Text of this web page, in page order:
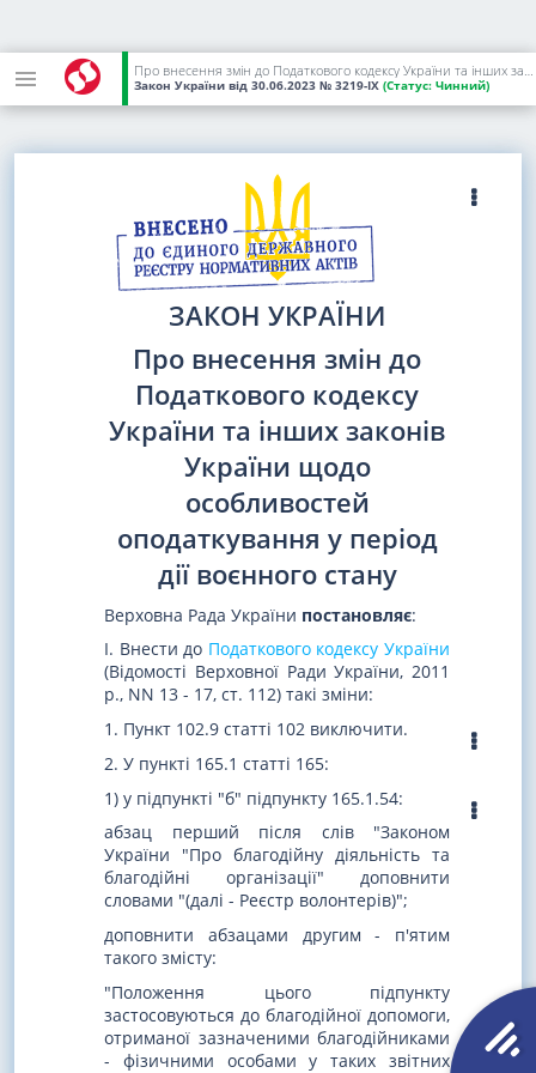
Про внесення змін до Податкового кодексу України та інших законів України щодо особливостей оподаткування у період дії воєнного стану
Закон України від 30.06.2023 № 3219-IX (Статус: Чинний)
ЗАКОН УКРАЇНИ
Про внесення змін до
Податкового кодексу
України та інших законів
України щодо
особливостей
оподаткування у період
дії воєнного стану
Верховна Рада України постановляє:
I. Внести до Податкового кодексу України
(Відомості Верховної Ради України, 2011
р., NN 13 - 17, ст. 112) такі зміни:
1. Пункт 102.9 статті 102 виключити.
2. У пункті 165.1 статті 165:
1) у підпункті "б" підпункту 165.1.54:
абзац перший після слів "Законом
України "Про благодійну діяльність та
благодійні організації" доповнити
словами "(далі - Реєстр волонтерів)";
доповнити абзацами другим - п'ятим
такого змісту:
"Положення цього підпункту
застосовуються до благодійної допомоги,
отриманої зазначеними благодійниками
- фізичними особами у таких звітних